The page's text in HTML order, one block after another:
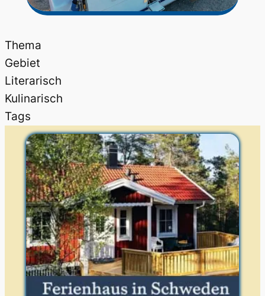
Thema
Gebiet
Literarisch
Kulinarisch
Tags